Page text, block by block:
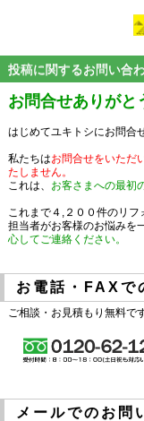
投稿に関するお問い合
お問合せありがと
はじめてユキトシにお問合
私たちはお問合せをいただ
たしません。
これは、 お客さまへの最初
これまで４,２００件のリ
担当者がお客様のお悩みを
心してご連絡ください。
お電話・FAXで
ご相談・お見積もり無料で
メールでのお問